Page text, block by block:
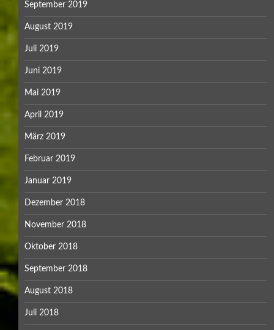
September 2019
August 2019
Juli 2019
Juni 2019
Mai 2019
April 2019
März 2019
Februar 2019
Januar 2019
Dezember 2018
November 2018
Oktober 2018
September 2018
August 2018
Juli 2018